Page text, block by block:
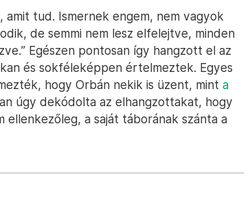
tud. Ismernek engem, nem vagyok
de semmi nem lesz elfelejtve, minden
Egészen pontosan így hangzott el az
és sokféleképpen értelmeztek. Egyes
hogy Orbán nekik is üzent, mint a
úgy dekódolta az elhangzottakat, hogy
ellenkezőleg, a saját táborának szánta a